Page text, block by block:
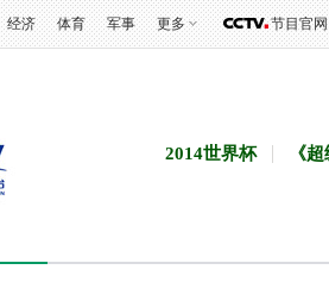
经济 体育 军事 更多 节目官网
2014世界杯 《